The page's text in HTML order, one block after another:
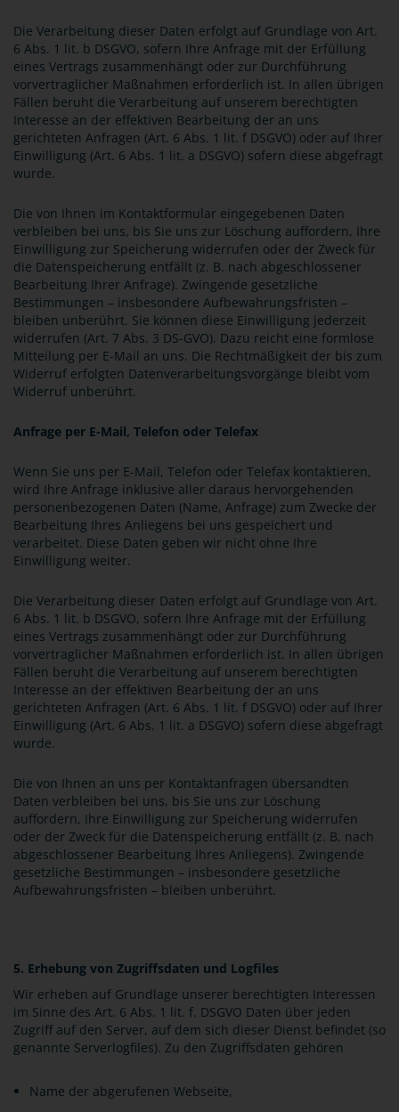
Die Verarbeitung dieser Daten erfolgt auf Grundlage von Art.
6 Abs. 1 lit. b DSGVO, sofern Ihre Anfrage mit der Erfüllung
eines Vertrags zusammenhängt oder zur Durchführung
vorvertraglicher Maßnahmen erforderlich ist. In allen übrigen
Fällen beruht die Verarbeitung auf unserem berechtigten
Interesse an der effektiven Bearbeitung der an uns
gerichteten Anfragen (Art. 6 Abs. 1 lit. f DSGVO) oder auf Ihrer
Einwilligung (Art. 6 Abs. 1 lit. a DSGVO) sofern diese abgefragt
wurde.
Die von Ihnen im Kontaktformular eingegebenen Daten
verbleiben bei uns, bis Sie uns zur Löschung auffordern, Ihre
Einwilligung zur Speicherung widerrufen oder der Zweck für
die Datenspeicherung entfällt (z. B. nach abgeschlossener
Bearbeitung Ihrer Anfrage). Zwingende gesetzliche
Bestimmungen – insbesondere Aufbewahrungsfristen –
bleiben unberührt. Sie können diese Einwilligung jederzeit
widerrufen (Art. 7 Abs. 3 DS-GVO). Dazu reicht eine formlose
Mitteilung per E-Mail an uns. Die Rechtmäßigkeit der bis zum
Widerruf erfolgten Datenverarbeitungsvorgänge bleibt vom
Widerruf unberührt.
Anfrage per E-Mail, Telefon oder Telefax
Wenn Sie uns per E-Mail, Telefon oder Telefax kontaktieren,
wird Ihre Anfrage inklusive aller daraus hervorgehenden
personenbezogenen Daten (Name, Anfrage) zum Zwecke der
Bearbeitung Ihres Anliegens bei uns gespeichert und
verarbeitet. Diese Daten geben wir nicht ohne Ihre
Einwilligung weiter.
Die Verarbeitung dieser Daten erfolgt auf Grundlage von Art.
6 Abs. 1 lit. b DSGVO, sofern Ihre Anfrage mit der Erfüllung
eines Vertrags zusammenhängt oder zur Durchführung
vorvertraglicher Maßnahmen erforderlich ist. In allen übrigen
Fällen beruht die Verarbeitung auf unserem berechtigten
Interesse an der effektiven Bearbeitung der an uns
gerichteten Anfragen (Art. 6 Abs. 1 lit. f DSGVO) oder auf Ihrer
Einwilligung (Art. 6 Abs. 1 lit. a DSGVO) sofern diese abgefragt
wurde.
Die von Ihnen an uns per Kontaktanfragen übersandten
Daten verbleiben bei uns, bis Sie uns zur Löschung
auffordern, Ihre Einwilligung zur Speicherung widerrufen
oder der Zweck für die Datenspeicherung entfällt (z. B. nach
abgeschlossener Bearbeitung Ihres Anliegens). Zwingende
gesetzliche Bestimmungen – insbesondere gesetzliche
Aufbewahrungsfristen – bleiben unberührt.
5. Erhebung von Zugriffsdaten und Logfiles
Wir erheben auf Grundlage unserer berechtigten Interessen
im Sinne des Art. 6 Abs. 1 lit. f. DSGVO Daten über jeden
Zugriff auf den Server, auf dem sich dieser Dienst befindet (so
genannte Serverlogfiles). Zu den Zugriffsdaten gehören
Name der abgerufenen Webseite,